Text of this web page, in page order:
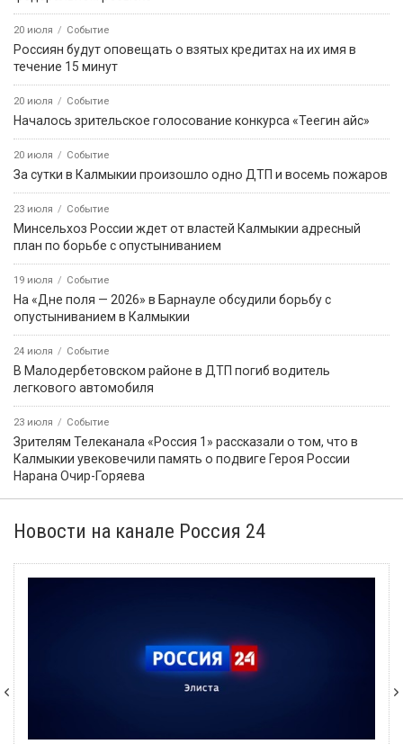
20 июля Событие
Россиян будут оповещать о взятых кредитах на их имя в
течение 15 минут
20 июля Событие
Началось зрительское голосование конкурса «Теегин айс»
20 июля Событие
За сутки в Калмыкии произошло одно ДТП и восемь пожаров
23 июля Событие
Минсельхоз России ждет от властей Калмыкии адресный
план по борьбе с опустыниванием
19 июля Событие
На «Дне поля — 2026» в Барнауле обсудили борьбу с
опустыниванием в Калмыкии
24 июля Событие
В Малодербетовском районе в ДТП погиб водитель
легкового автомобиля
23 июля Событие
Зрителям Телеканала «Россия 1» рассказали о том, что в
Калмыкии увековечили память о подвиге Героя России
Нарана Очир-Горяева
Новости на канале Россия 24